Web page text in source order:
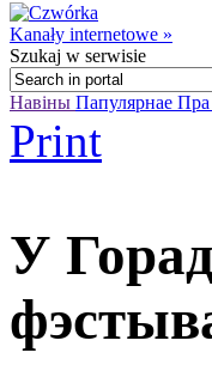
Kanały internetowe »
Szukaj w serwisie
Навіны Папулярнае Пра
Print
У